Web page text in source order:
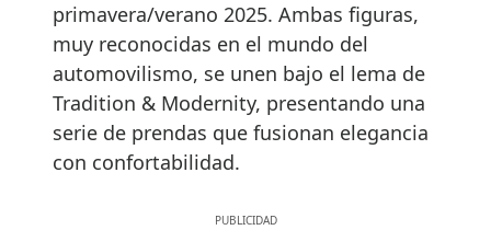
primavera/verano 2025. Ambas figuras,
muy reconocidas en el mundo del
automovilismo, se unen bajo el lema de
Tradition & Modernity, presentando una
serie de prendas que fusionan elegancia
con confortabilidad.